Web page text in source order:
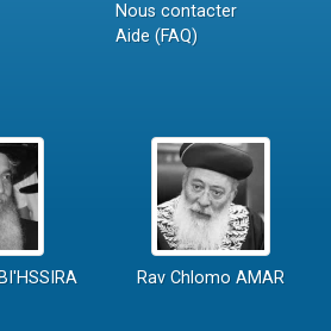
Nous contacter
Aide (FAQ)
Rav Chlomo AMAR